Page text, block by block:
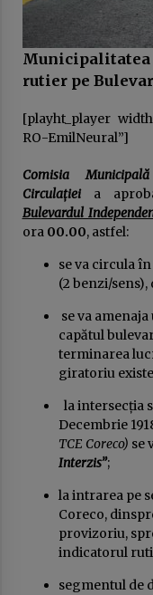
24
USR
16
14
Municipalitatea
rutier pe
[playht_player
RO-EmilNeural”]
Comisia
Circulațieia
Bulevardul
ora 00.00, astfel:
se va circula
(2 benzi/sens),
se va
capătul
terminarea
giratoriu
la intersecția
Decembrie
TCE Coreco) se
Interzis”;
la intrarea pe
Coreco,
provizoriu,
indicatorul
segmentul de